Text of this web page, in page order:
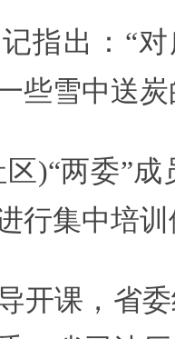
指出：“
些雪中送
)“两委”
行集中培
开课，省